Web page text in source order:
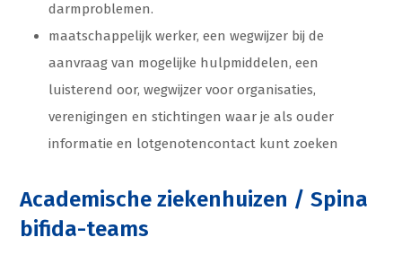
darmproblemen.
maatschappelijk werker, een wegwijzer bij de
aanvraag van mogelijke hulpmiddelen, een
luisterend oor, wegwijzer voor organisaties,
verenigingen en stichtingen waar je als ouder
informatie en lotgenotencontact kunt zoeken
Academische ziekenhuizen / Spina
bifida-teams